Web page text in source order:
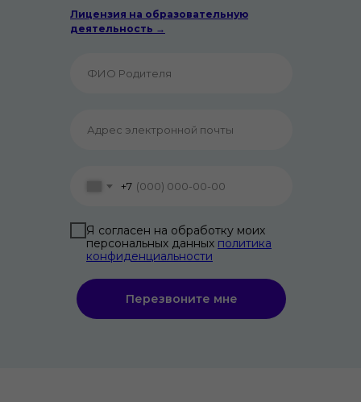
+7
Я согласен на обработку моих
персональных данных политика
конфиденциальности
Перезвоните мне
Лицензия на образовательную
деятельность →